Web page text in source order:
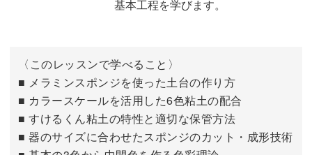
「こんなに本物そっくりになるんだ！」と、リアルになっ
透明感たっぷりのグラデーション技法
爽やかなスイーツたちのポイントは、透き通るようなその
基本工程を学びます。
〈このレッスンで学べること〉
■ メラミンスポンジを使った土台の作り方
■ カラースケールを活用した6色粘土の配合
■ すけるくん粘土の特性と適切な保管方法
■ 器のサイズに合わせたスポンジのカット・成形技術